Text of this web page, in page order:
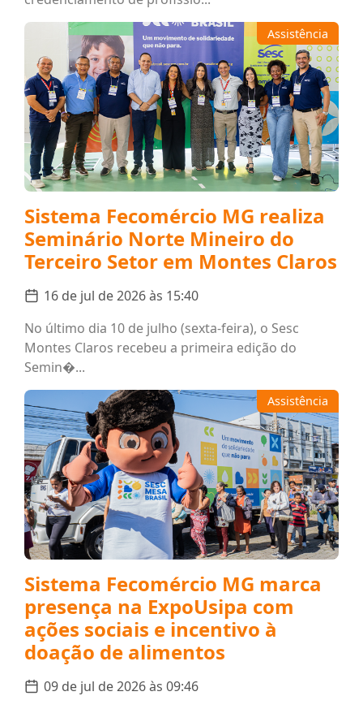
Assistência
Sistema Fecomércio MG realiza
Seminário Norte Mineiro do
Terceiro Setor em Montes Claros
16 de jul de 2026 às 15:40
No último dia 10 de julho (sexta-feira), o Sesc
Montes Claros recebeu a primeira edição do
Semin�...
Assistência
Sistema Fecomércio MG marca
presença na ExpoUsipa com
ações sociais e incentivo à
doação de alimentos
09 de jul de 2026 às 09:46